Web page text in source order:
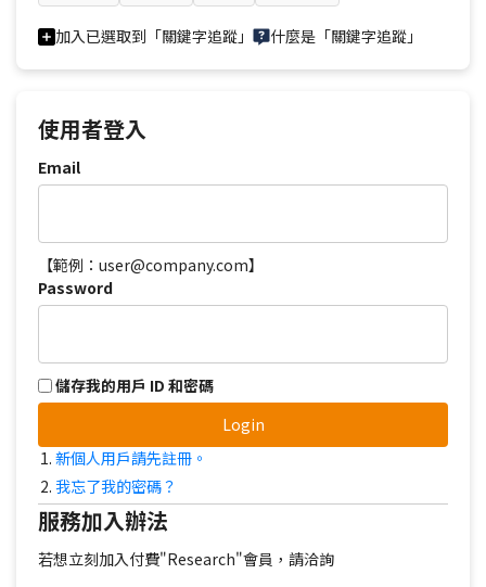
加入已選取到「關鍵字追蹤」 什麼是「關鍵字追蹤」
使用者登入
Email
【範例：user@company.com】
Password
儲存我的用戶 ID 和密碼
Login
新個人用戶請先註冊。
我忘了我的密碼？
服務加入辦法
若想立刻加入付費"Research"會員，請洽詢